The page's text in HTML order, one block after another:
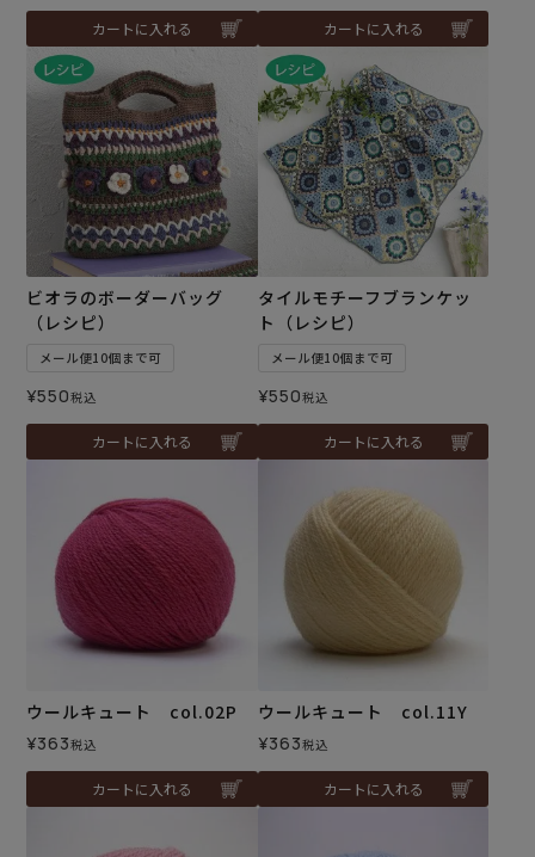
カートに入れる カートに入れる
ビオラのボーダーバッグ
（レシピ）
メール便10個まで可
¥550税込
カートに入れる
タイルモチーフブランケッ
ト（レシピ）
メール便10個まで可
¥550税込
カートに入れる
ウールキュート col.02P
¥363税込
カートに入れる
ウールキュート col.11Y
¥363税込
カートに入れる